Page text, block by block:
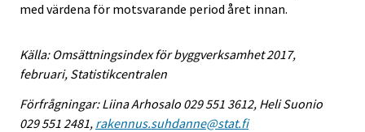
med värdena för motsvarande period året innan.
Källa: Omsättningsindex för byggverksamhet 2017,
februari, Statistikcentralen
Förfrågningar: Liina Arhosalo 029 551 3612, Heli Suonio
029 551 2481, rakennus.suhdanne@stat.fi